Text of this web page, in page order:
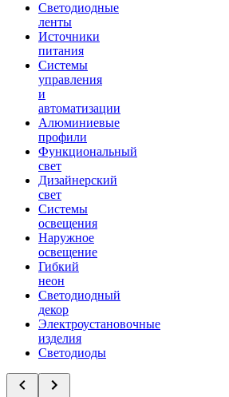
Светодиодные
ленты
Источники
питания
Системы
управления
и
автоматизации
Алюминиевые
профили
Функциональный
свет
Дизайнерский
свет
Системы
освещения
Наружное
освещение
Гибкий
неон
Светодиодный
декор
Электроустановочные
изделия
Светодиоды